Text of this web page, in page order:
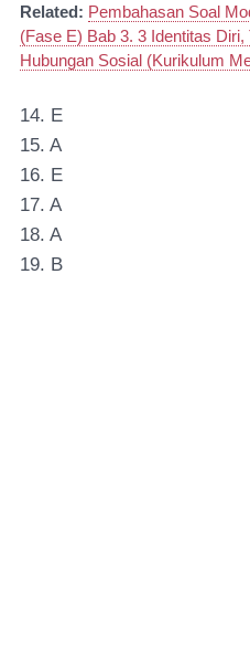
Related: Pembahasan Soal
(Fase E) Bab 3. 3 Identitas
Hubungan Sosial (Kurikulum
14. E
15. A
16. E
17. A
18. A
19. B